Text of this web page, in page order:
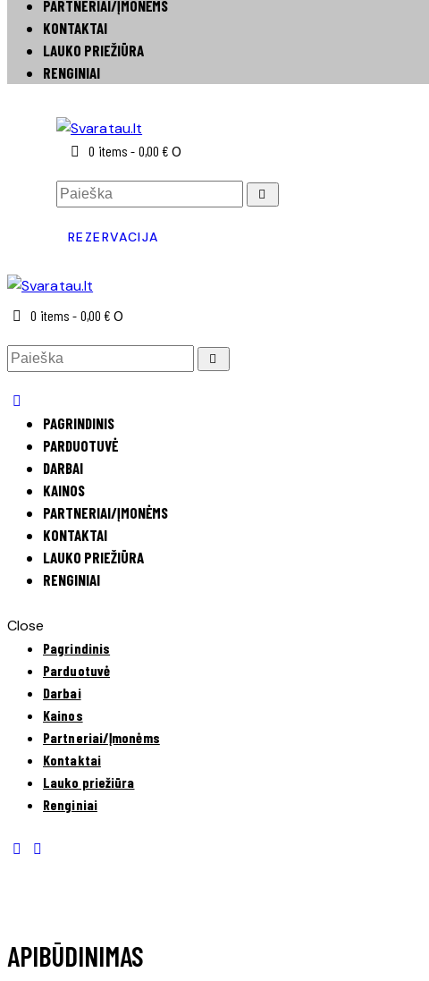
PARTNERIAI/ĮMONĖMS
KONTAKTAI
LAUKO PRIEŽIŪRA
RENGINIAI
0 items - 0,00 € 0
REZERVACIJA
0 items - 0,00 € 0
PAGRINDINIS
PARDUOTUVĖ
DARBAI
KAINOS
PARTNERIAI/ĮMONĖMS
KONTAKTAI
LAUKO PRIEŽIŪRA
RENGINIAI
Close
Pagrindinis
Parduotuvė
Darbai
Kainos
Partneriai/Įmonėms
Kontaktai
Lauko priežiūra
Renginiai
APIBŪDINIMAS